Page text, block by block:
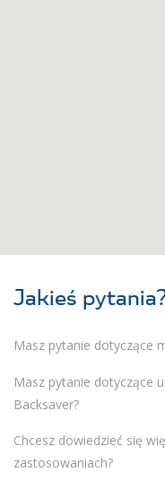
Jakieś
Masz pytanie dotyczące
Masz pytanie dotyczące
Backsaver?
Chcesz dowiedzieć się
zastosowaniach?